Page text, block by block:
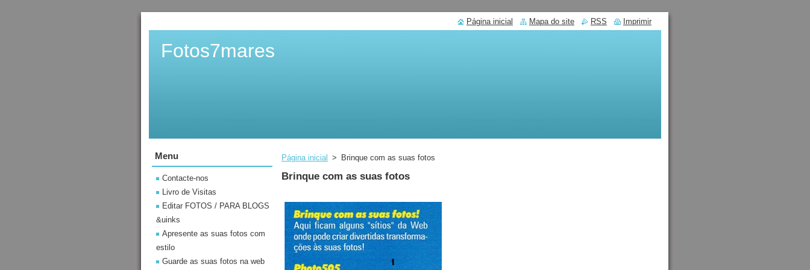
Fotos7mares
Página inicial > Brinque com as suas fotos
Brinque com as suas fotos
Menu
Contacte-nos
Livro de Visitas
Editar FOTOS / PARA BLOGS
&uinks
Apresente as suas fotos com
estilo
Guarde as suas fotos na web
Página inicial Mapa do site RSS Imprimir